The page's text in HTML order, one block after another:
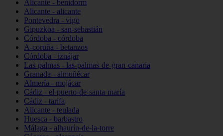
Alicante - benidorm
Alicante - alicante
Pontevedra - vigo
Gipuzkoa - san-sebastián
Córdoba - córdoba
A-coruña - betanzos
Córdoba - iznájar
Las-palmas - las-palmas-de-gran-canaria
Granada - almuñécar
Almería - mojácar
Cádiz - el-puerto-de-santa-maría
Cádiz - tarifa
Alicante - teulada
Huesca - barbastro
Málaga - alhaurín-de-la-torre